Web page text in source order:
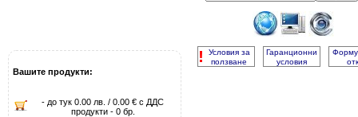
Вашите продукти:
- до тук 0.00 лв. / 0.00 € с ДДС
продукти - 0 бр.
!
Условия за
ползване
Гаранционни
условия